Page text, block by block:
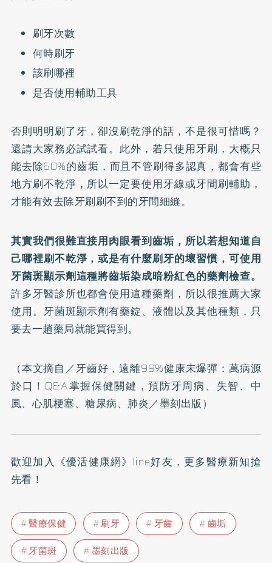
刷牙次數
何時刷牙
該刷哪裡
是否使用輔助工具
否則明明刷了牙，卻沒刷乾淨的話，不是很可惜嗎？
還請大家務必試試看。此外，若只使用牙刷，大概只
能去除60%的齒垢，而且不管刷得多認真，都會有些
地方刷不乾淨，所以一定要使用牙線或牙間刷輔助，
才能有效去除牙刷刷不到的牙間細縫。
其實我們很難直接用肉眼看到齒垢，所以若想知道自
己哪裡刷不乾淨，或是有什麼刷牙的壞習慣，可使用
牙菌斑顯示劑這種將齒垢染成暗粉紅色的藥劑檢查。
許多牙醫診所也都會使用這種藥劑，所以很推薦大家
使用。牙菌斑顯示劑有藥錠、液體以及其他種類，只
要去一趟藥局就能買得到。
（本文摘自／牙齒好，遠離99%健康未爆彈：萬病源
於口！Q&A掌握保健關鍵，預防牙周病、失智、中
風、心肌梗塞、糖尿病、肺炎／墨刻出版）
歡迎加入 《優活健康網》line好友 ，更多醫療新知搶
先看！
醫療保健 刷牙 牙齒
齒垢
牙菌斑
墨刻出版